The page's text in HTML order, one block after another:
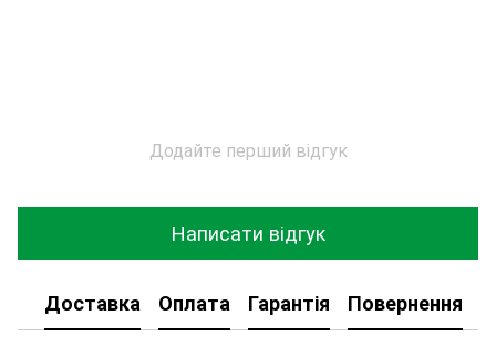
Додайте перший відгук
Написати відгук
Доставка Оплата Гарантія Повернення